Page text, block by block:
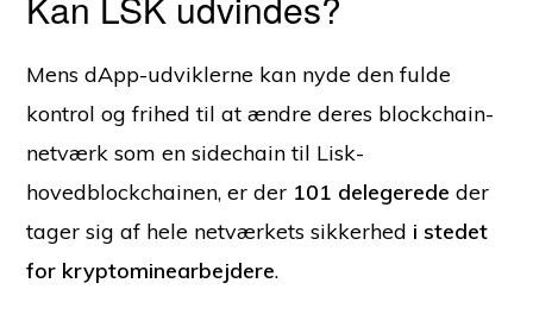
Mens dApp-udviklerne kan nyde den fulde
kontrol og frihed til at ændre deres blockchain-
netværk som en sidechain til Lisk-
hovedblockchainen, er der 101 delegerede der
tager sig af hele netværkets sikkerhed i stedet
for kryptominearbejdere.